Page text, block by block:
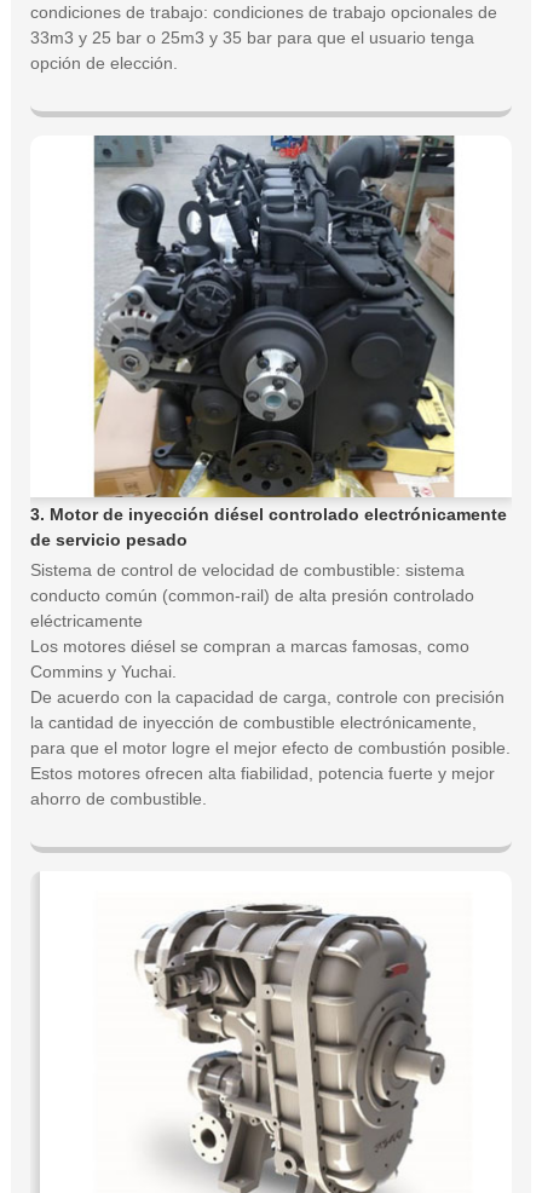
condiciones de trabajo: condiciones de trabajo opcionales de
33m3 y 25 bar o 25m3 y 35 bar para que el usuario tenga
opción de elección.
3. Motor de inyección diésel controlado electrónicamente
de servicio pesado
Sistema de control de velocidad de combustible: sistema
conducto común (common-rail) de alta presión controlado
eléctricamente
Los motores diésel se compran a marcas famosas, como
Commins y Yuchai.
De acuerdo con la capacidad de carga, controle con precisión
la cantidad de inyección de combustible electrónicamente,
para que el motor logre el mejor efecto de combustión posible.
Estos motores ofrecen alta fiabilidad, potencia fuerte y mejor
ahorro de combustible.